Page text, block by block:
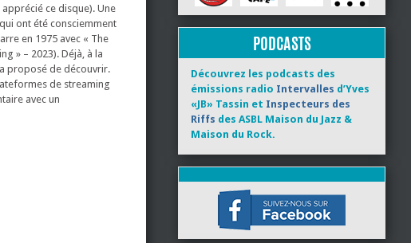
apprécié ce disque). Une
ont été consciemment
en 1975 avec « The
» – 2023). Déjà, à la
proposé de découvrir.
de streaming
avec un
PODCASTS
Découvrez les podcasts des
émissions radio Intervalles d’Yves
«JB» Tassin et Inspecteurs des
Riffs des ASBL Maison du Jazz &
Maison du Rock.